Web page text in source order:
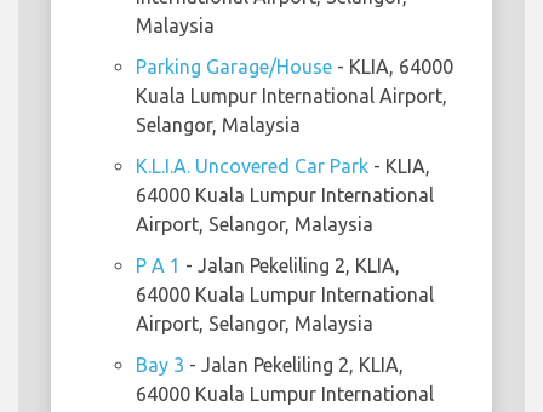
Malaysia
Parking Garage/House - KLIA, 64000
Kuala Lumpur International Airport,
Selangor, Malaysia
K.L.I.A. Uncovered Car Park - KLIA,
64000 Kuala Lumpur International
Airport, Selangor, Malaysia
P A 1 - Jalan Pekeliling 2, KLIA,
64000 Kuala Lumpur International
Airport, Selangor, Malaysia
Bay 3 - Jalan Pekeliling 2, KLIA,
64000 Kuala Lumpur International